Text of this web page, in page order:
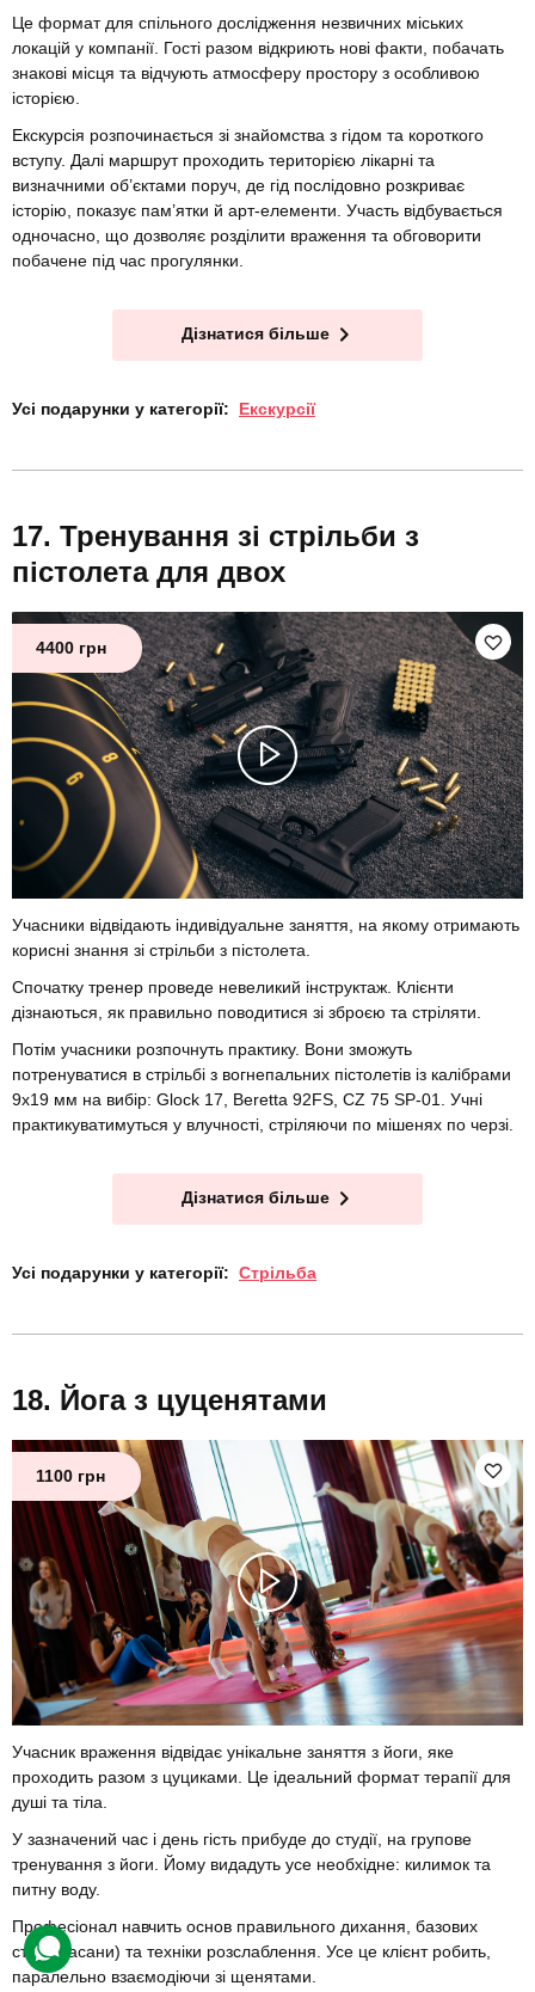
Це формат для спільного дослідження незвичних міських
локацій у компанії. Гості разом відкриють нові факти, побачать
знакові місця та відчують атмосферу простору з особливою
історією.
Екскурсія розпочинається зі знайомства з гідом та короткого
вступу. Далі маршрут проходить територією лікарні та
визначними об’єктами поруч, де гід послідовно розкриває
історію, показує пам’ятки й арт-елементи. Участь відбувається
одночасно, що дозволяє розділити враження та обговорити
побачене під час прогулянки.
Дізнатися більше
Усі подарунки у категорії: Екскурсії
Тренування зі стрільби з
пістолета для двох
4400 грн
Учасники відвідають індивідуальне заняття, на якому отримають
корисні знання зі стрільби з пістолета.
Спочатку тренер проведе невеликий інструктаж. Клієнти
дізнаються, як правильно поводитися зі зброєю та стріляти.
Потім учасники розпочнуть практику. Вони зможуть
потренуватися в стрільбі з вогнепальних пістолетів із калібрами
9х19 мм на вибір: Glock 17, Beretta 92FS, CZ 75 SP-01. Учні
практикуватимуться у влучності, стріляючи по мішенях по черзі.
Дізнатися більше
Усі подарунки у категорії: Стрільба
Йога з цуценятами
1100 грн
Учасник враження відвідає унікальне заняття з йоги, яке
проходить разом з цуциками. Це ідеальний формат терапії для
душі та тіла.
У зазначений час і день гість прибуде до студії, на групове
тренування з йоги. Йому видадуть усе необхідне: килимок та
питну воду.
Професіонал навчить основ правильного дихання, базових
стійок (асани) та техніки розслаблення. Усе це клієнт робить,
паралельно взаємодіючи зі щенятами.